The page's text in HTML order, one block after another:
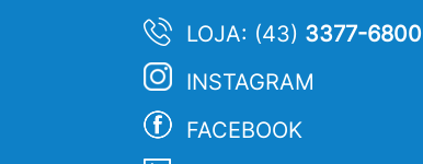
LOJA: (43) 3377-6800
INSTAGRAM
FACEBOOK